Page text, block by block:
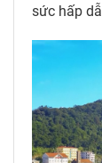
sức hấp